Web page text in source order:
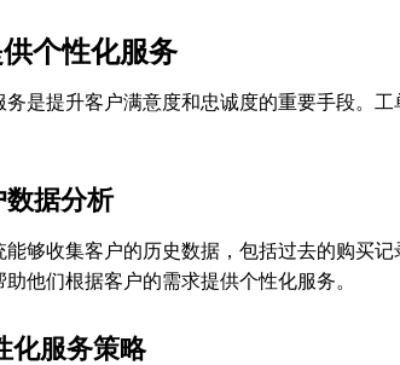
个性化服务
务是提升客户满意度和忠诚度的重要手段。
数据分析
能够收集客户的历史数据，包括过去的购买
他们根据客户的需求提供个性化服务。
化服务策略